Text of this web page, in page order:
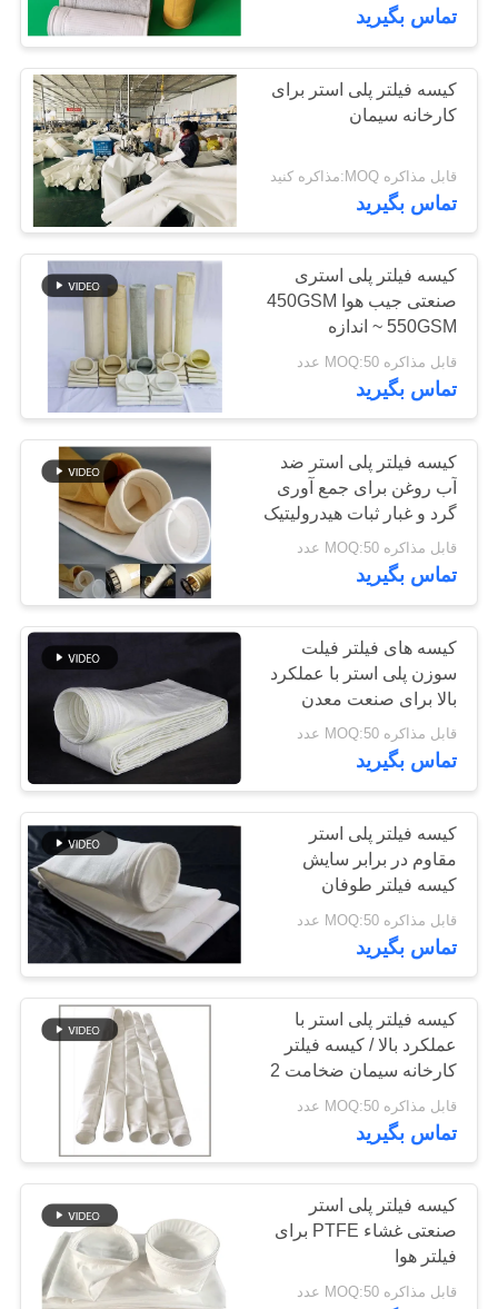
اخبار
درخواست
نقشه
سایت
سیاست
حفظ
حریم
خصوصی
تماس بگیرید
کیسه فیلتر پلی استر برای
کارخانه سیمان
قابل مذاکره MOQ:مذاکره کنید
تماس بگیرید
کیسه فیلتر پلی استری
صنعتی جیب هوا 450GSM
~ 550GSM اندازه
سفارشی
قابل مذاکره MOQ:50 عدد
تماس بگیرید
کیسه فیلتر پلی استر ضد
آب روغن برای جمع آوری
گرد و غبار ثبات هیدرولیتیک
خوب
قابل مذاکره MOQ:50 عدد
تماس بگیرید
کیسه های فیلتر فیلت
سوزن پلی استر با عملکرد
بالا برای صنعت معدن
قابل مذاکره MOQ:50 عدد
تماس بگیرید
کیسه فیلتر پلی استر
مقاوم در برابر سایش
کیسه فیلتر طوفان
قابل مذاکره MOQ:50 عدد
تماس بگیرید
کیسه فیلتر پلی استر با
عملکرد بالا / کیسه فیلتر
کارخانه سیمان ضخامت 2
میلی متر
قابل مذاکره MOQ:50 عدد
تماس بگیرید
کیسه فیلتر پلی استر
صنعتی غشاء PTFE برای
فیلتر هوا
قابل مذاکره MOQ:50 عدد